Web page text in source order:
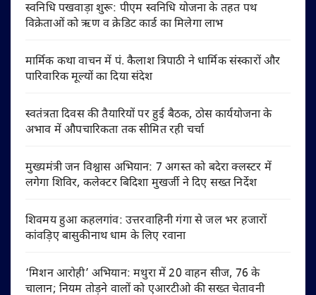
स्वनिधि पखवाड़ा शुरू: पीएम स्वनिधि योजना के तहत पथ
विक्रेताओं को ऋण व क्रेडिट कार्ड का मिलेगा लाभ
मार्मिक कथा वाचन में पं. कैलाश त्रिपाठी ने धार्मिक संस्कारों और
पारिवारिक मूल्यों का दिया संदेश
स्वतंत्रता दिवस की तैयारियों पर हुई बैठक, ठोस कार्ययोजना के
अभाव में औपचारिकता तक सीमित रही चर्चा
मुख्यमंत्री जन विश्वास अभियान: 7 अगस्त को बदेरा क्लस्टर में
लगेगा शिविर, कलेक्टर बिदिशा मुखर्जी ने दिए सख्त निर्देश
शिवमय हुआ कहलगांव: उत्तरवाहिनी गंगा से जल भर हजारों
कांवड़िए बासुकीनाथ धाम के लिए रवाना
‘मिशन आरोही’ अभियान: मथुरा में 20 वाहन सीज, 76 के
चालान; नियम तोड़ने वालों को एआरटीओ की सख्त चेतावनी